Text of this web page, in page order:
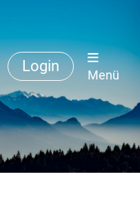
Login
Menü